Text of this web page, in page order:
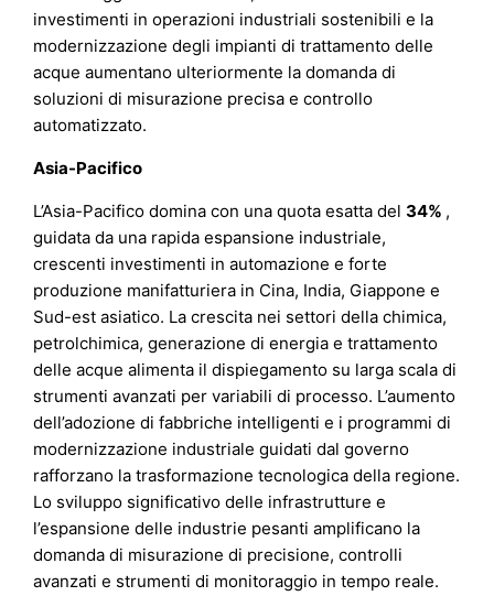
investimenti in operazioni industriali sostenibili e la
modernizzazione degli impianti di trattamento delle
acque aumentano ulteriormente la domanda di
soluzioni di misurazione precisa e controllo
automatizzato.
Asia-Pacifico
L’Asia-Pacifico domina con una quota esatta del34% ,
guidata da una rapida espansione industriale,
crescenti investimenti in automazione e forte
produzione manifatturiera in Cina, India, Giappone e
Sud-est asiatico. La crescita nei settori della chimica,
petrolchimica, generazione di energia e trattamento
delle acque alimenta il dispiegamento su larga scala di
strumenti avanzati per variabili di processo. L’aumento
dell’adozione di fabbriche intelligenti e i programmi di
modernizzazione industriale guidati dal governo
rafforzano la trasformazione tecnologica della regione.
Lo sviluppo significativo delle infrastrutture e
l’espansione delle industrie pesanti amplificano la
domanda di misurazione di precisione, controlli
avanzati e strumenti di monitoraggio in tempo reale.